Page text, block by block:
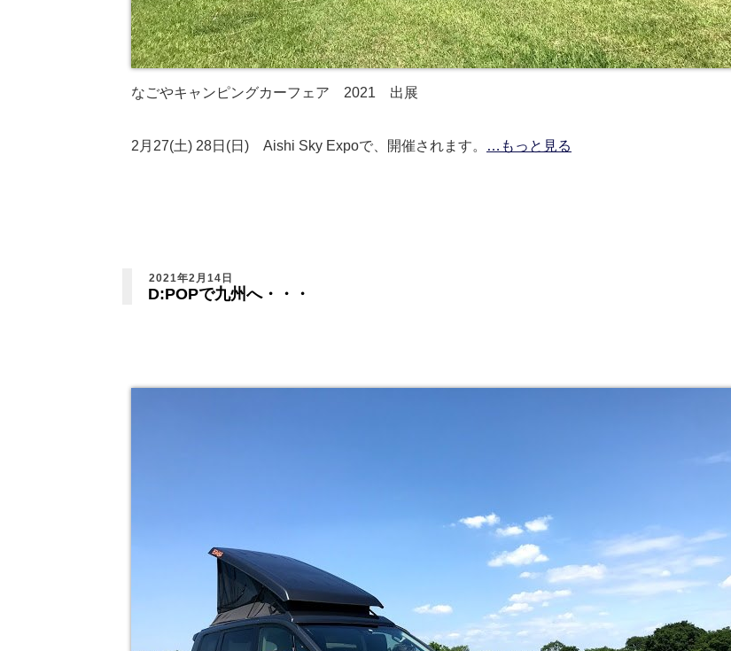
なごやキャンピングカーフェア 2021 出展
2月27(土) 28日(日) Aishi Sky Expoで、開催されます。 …もっと見る
2021年2月14日
D:POPで九州へ・・・